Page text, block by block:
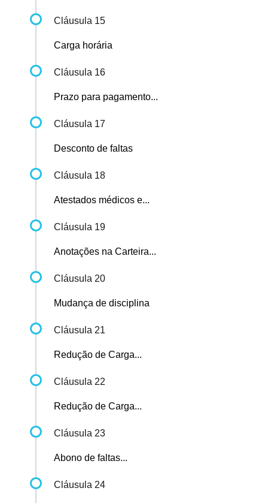
Cláusula 15
Carga horária
Cláusula 16
Prazo para pagamento...
Cláusula 17
Desconto de faltas
Cláusula 18
Atestados médicos e...
Cláusula 19
Anotações na Carteira...
Cláusula 20
Mudança de disciplina
Cláusula 21
Redução de Carga...
Cláusula 22
Redução de Carga...
Cláusula 23
Abono de faltas...
Cláusula 24